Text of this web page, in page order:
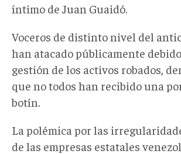
íntimo de Juan Guaidó.
Voceros de distinto nivel del
han atacado públicamente
gestión de los activos robados,
que no todos han recibido una
botín.
La polémica por las
de las empresas estatales